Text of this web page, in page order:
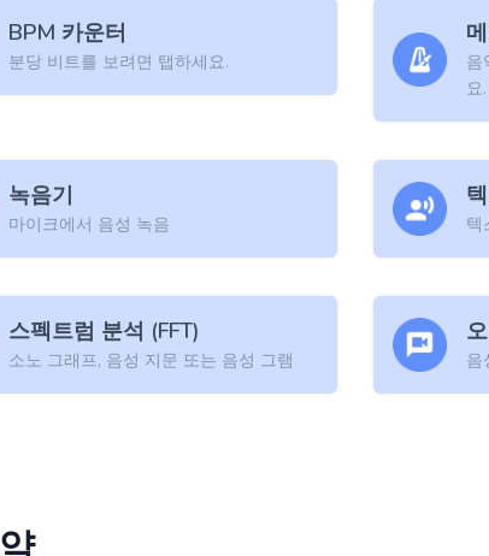
BPM 카운터
분당 비트를 보려면 탭하세요.
음
요.
녹음기
마이크에서 음성 녹음 텍
스펙트럼 분석 (FFT)
소노 그래프, 음성 지문 또는 음성 그램 음